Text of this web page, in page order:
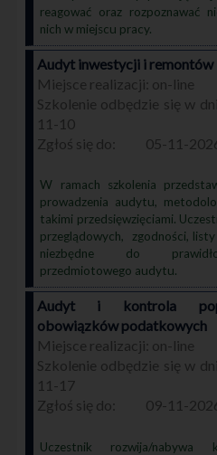
reagować oraz rozpoznawać
nich w miejscu pracy.
Audyt inwestycji i remontów
on-line
11-10
05-11-
W ramach szkolenia
prowadzenia audytu,
takimi przedsięwzięciami.
przeglądowych, zgodności,
niezbędne do
przedmiotowego audytu.
Audyt i kontrola
obowiązków podatkowych
on-line
11-17
09-11-
Uczestnik rozwija/nabywa